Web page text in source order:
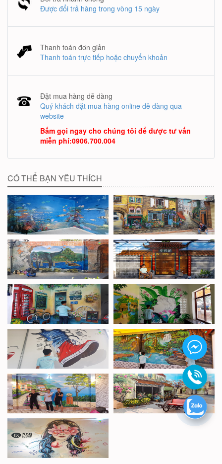
Được đổi trả hàng trong vòng 15 ngày
Thanh toán đơn giản
Thanh toán trực tiếp hoặc chuyển khoản
Đặt mua hàng dễ dàng
Quý khách đặt mua hàng online dễ dàng qua
website
Bấm gọi ngay cho chúng tôi để được tư vấn
miễn phí:0906.700.004
CÓ THỂ BẠN YÊU THÍCH